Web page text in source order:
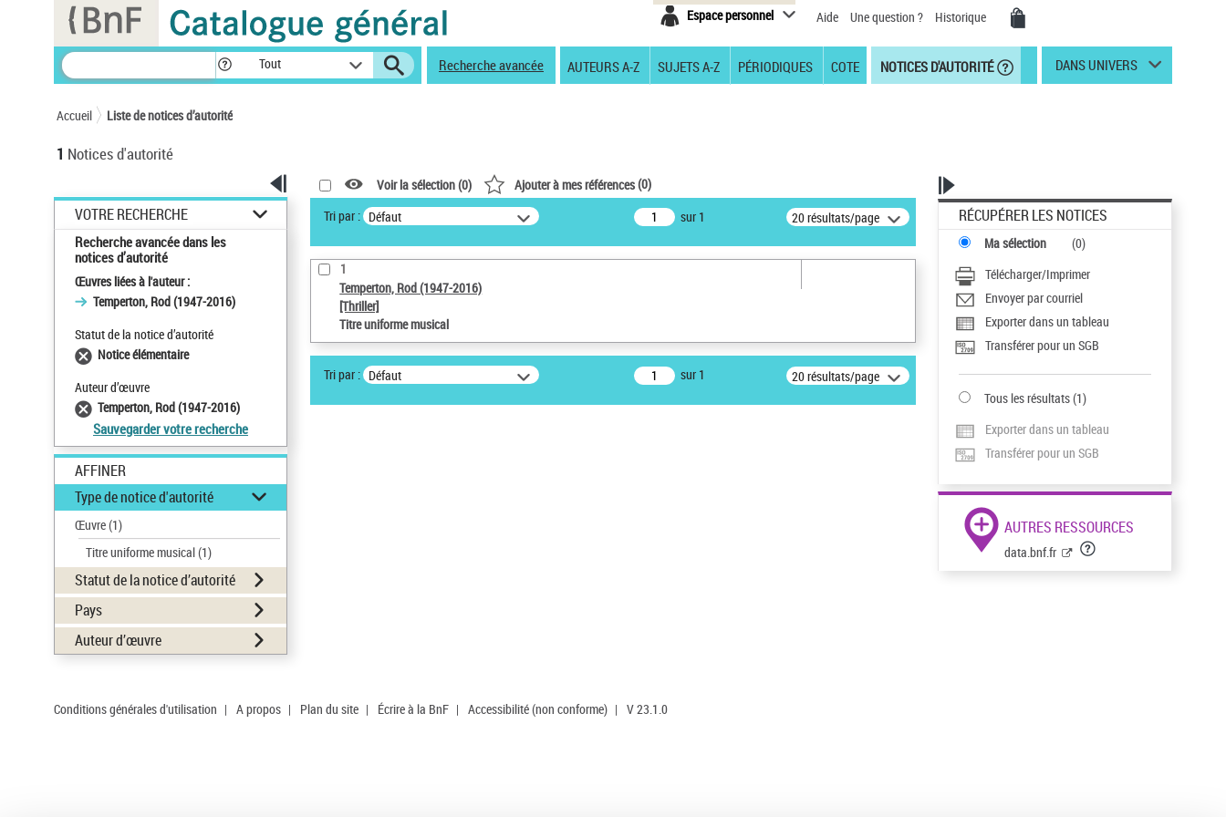
Espace personnel Aide Une question ? Historique
Tout Recherche avancée AUTEURS A-Z SUJETS A-Z PÉRIODIQUES COTE NOTICES D'AUTORITÉ DANS UNIVERS
Accueil Liste de notices d’autorité
1 Notices d'autorité
VOTRE RECHERCHE
Recherche avancée dans les
notices d’autorité
Œuvres liées à l'auteur :
Temperton, Rod (1947-2016)
Statut de la notice d’autorité
Notice élémentaire
Auteur d’œuvre
Temperton, Rod (1947-2016)
Sauvegarder votre recherche
AFFINER
Type de notice d'autorité
Œuvre(1)
Titre uniforme musical(1)
Statut de la notice d’autorité
Pays
Auteur d’œuvre
Voir la sélection (0) Ajouter à mes références(0)
Tri par : Défaut sur 1 20 résultats/page
1
Temperton, Rod (1947-2016)
[Thriller]
Titre uniforme musical
Tri par : Défaut sur 1 20 résultats/page
RÉCUPÉRER LES NOTICES
Ma sélection (0)
Télécharger/Imprimer
Envoyer par courriel
Exporter dans un tableau
Transférer pour un SGB
Tous les résultats(1)
Exporter dans un tableau
Transférer pour un SGB
AUTRES RESSOURCES
data.bnf.fr
Conditions générales d'utilisation | A propos | Plan du site | Écrire à la BnF | Accessibilité (non conforme) | V 23.1.0
Panneau de gestion des cookies